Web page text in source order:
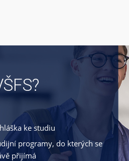
ke studiu
programy, do kterých se
přijímá